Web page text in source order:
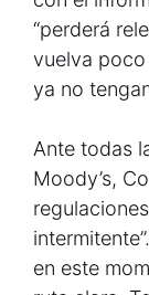
“perderá
vuelva
ya no
Ante todas
Moody’s,
en este